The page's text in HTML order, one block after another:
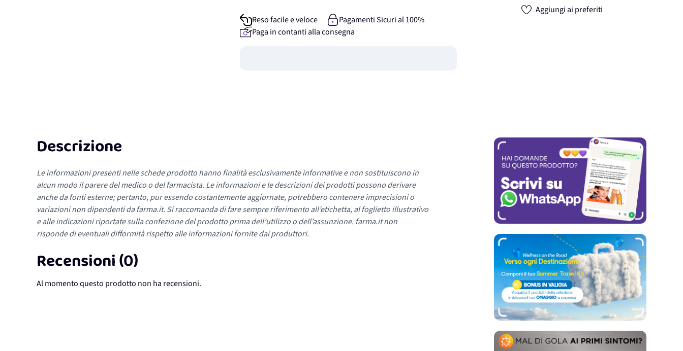
Aggiungi ai preferiti
Reso facile e veloce
Pagamenti Sicuri al 100%
Paga in contanti alla consegna
Descrizione
Le informazioni presenti nelle schede prodotto hanno finalità esclusivamente informative e non sostituiscono in
alcun modo il parere del medico o del farmacista. Le informazioni e le descrizioni dei prodotti possono derivare
anche da fonti esterne; pertanto, pur essendo costantemente aggiornate, potrebbero contenere imprecisioni o
variazioni non dipendenti da farma.it. Si raccomanda di fare sempre riferimento all’etichetta, al foglietto illustrativo
e alle indicazioni riportate sulla confezione del prodotto prima dell’utilizzo o dell’assunzione. farma.it non
risponde di eventuali difformità rispetto alle informazioni fornite dai produttori.
Recensioni (0)
Al momento questo prodotto non ha recensioni.